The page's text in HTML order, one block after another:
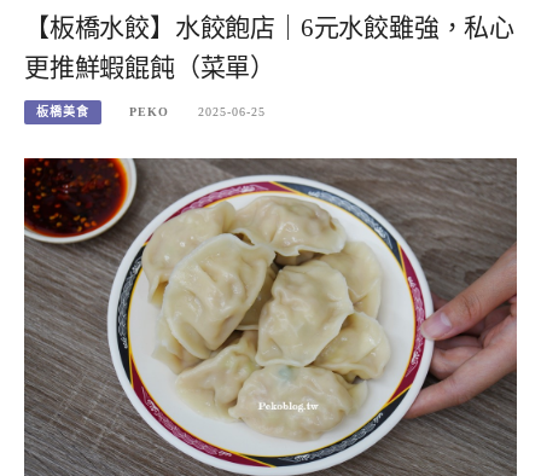
【板橋水餃】水餃飽店｜6元水餃雖強，私心
更推鮮蝦餛飩（菜單）
板橋美食 PEKO 2025-06-25